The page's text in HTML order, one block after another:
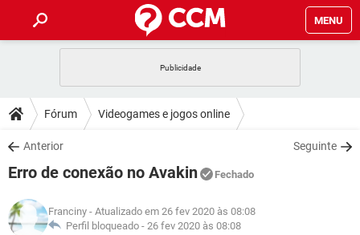
MENU
CELULAR FACEBOOK
OUTLOOK
INSTAGRAM GMAIL
GUIA DE COMPRAS
DICAS
JOGOS WHATSAPP
INSTAGRAM GMAIL
DOWNLOADS
JOGOS WHATSAPP
CELULAR
OUTLOOK EXCEL
JOGOS WHATSAPP
GLOSSÁRIO
Fórum Videogames e jogos online
Anterior Seguinte
Erro de conexão no Avakin Fechado
Franciny - Atualizado em 26 fev 2020 às 08:08
Perfil bloqueado - 26 fev 2020 às 08:08